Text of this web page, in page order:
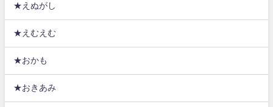
★えぬがし
★えむえむ
★おかも
★おきあみ